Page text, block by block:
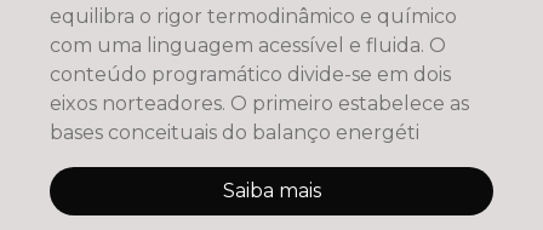
equilibra o rigor termodinâmico e químico
com uma linguagem acessível e fluida. O
conteúdo programático divide-se em dois
eixos norteadores. O primeiro estabelece as
bases conceituais do balanço energéti
Saiba mais